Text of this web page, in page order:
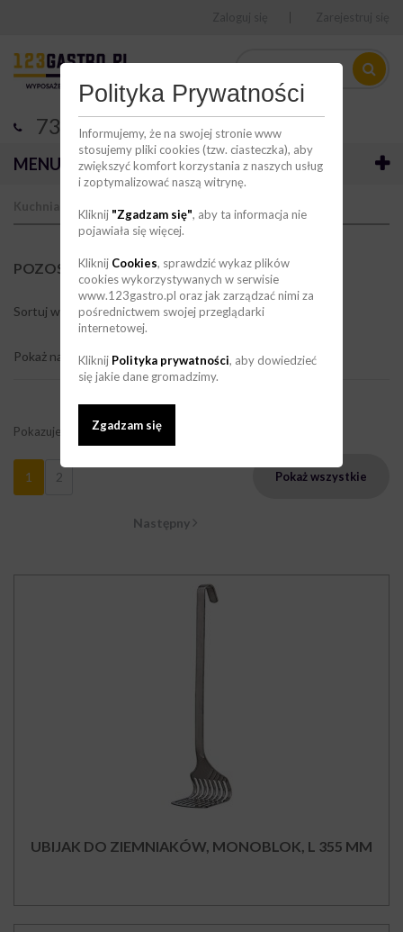
Polityka Prywatności
Informujemy, że na swojej stronie www
stosujemy pliki cookies (tzw. ciasteczka), aby
zwiększyć komfort korzystania z naszych usług
i zoptymalizować naszą witrynę.
Kliknij "Zgadzam się", aby ta informacja nie
pojawiała się więcej.
Kliknij Cookies, sprawdzić wykaz plików
cookies wykorzystywanych w serwisie
www.123gastro.pl oraz jak zarządzać nimi za
pośrednictwem swojej przeglądarki
internetowej.
Kliknij Polityka prywatności, aby dowiedzieć
się jakie dane gromadzimy.
Zgadzam się
736 123 123
MENU
POZOSTAŁY SPRZĘT KUCHENNY(14)
Sortuj wg
Pokaż na stronie
Pokaż wszystkie
1 2
Następny
Pokazuje 1 - 9 z 14 elementów
UBIJAK DO ZIEMNIAKÓW, MONOBLOK, L 355 MM